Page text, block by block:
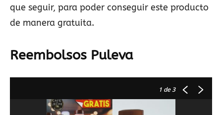
que seguir, para poder conseguir este producto
de manera gratuita.
Reembolsos Puleva
1 de 3